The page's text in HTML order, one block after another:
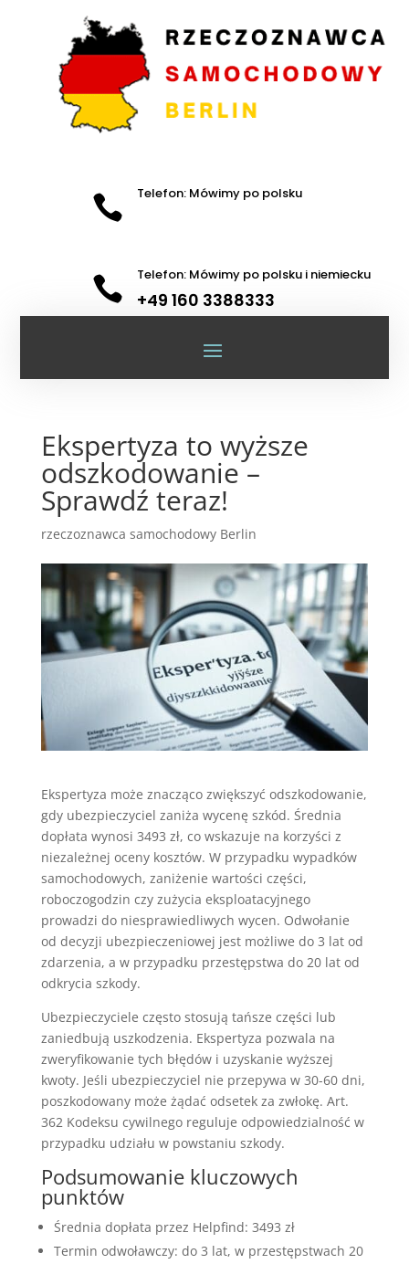
 Telefon: Mówimy po polsku
 Telefon: Mówimy po polsku i niemiecku
+49 160 3388333
Ekspertyza to wyższe
odszkodowanie –
Sprawdź teraz!
rzeczoznawca samochodowy Berlin
Ekspertyza może znacząco zwiększyć odszkodowanie,
gdy ubezpieczyciel zaniża wycenę szkód. Średnia
dopłata wynosi 3493 zł, co wskazuje na korzyści z
niezależnej oceny kosztów. W przypadku wypadków
samochodowych, zaniżenie wartości części,
roboczogodzin czy zużycia eksploatacyjnego
prowadzi do niesprawiedliwych wycen. Odwołanie
od decyzji ubezpieczeniowej jest możliwe do 3 lat od
zdarzenia, a w przypadku przestępstwa do 20 lat od
odkrycia szkody.
Ubezpieczyciele często stosują tańsze części lub
zaniedbują uszkodzenia. Ekspertyza pozwala na
zweryfikowanie tych błędów i uzyskanie wyższej
kwoty. Jeśli ubezpieczyciel nie przepywa w 30-60 dni,
poszkodowany może żądać odsetek za zwłokę. Art.
362 Kodeksu cywilnego reguluje odpowiedzialność w
przypadku udziału w powstaniu szkody.
Podsumowanie kluczowych
punktów
Średnia dopłata przez Helpfind: 3493 zł
Termin odwoławczy: do 3 lat, w przestępstwach 20